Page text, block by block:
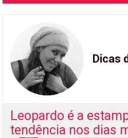
Dicas
Leopardo é a
tendência nos dias